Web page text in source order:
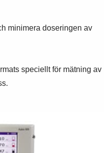
minimera doseringen av
speciellt för mätning av